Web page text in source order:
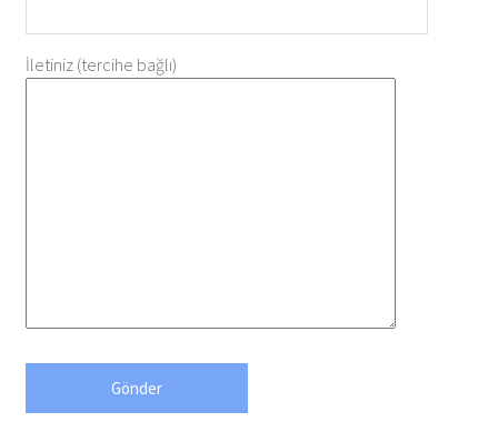
İletiniz (tercihe bağlı)